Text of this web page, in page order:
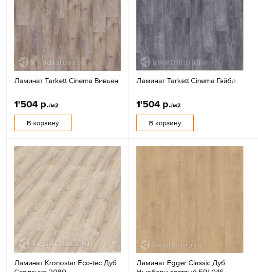
Ламинат Tarkett Cinema Вивьен
1'504 р./м2
В корзину
Ламинат Tarkett Cinema Гэйбл
1'504 р./м2
В корзину
Ламинат Kronostar Eco-tec Дуб
Ламинат Egger Classic Дуб